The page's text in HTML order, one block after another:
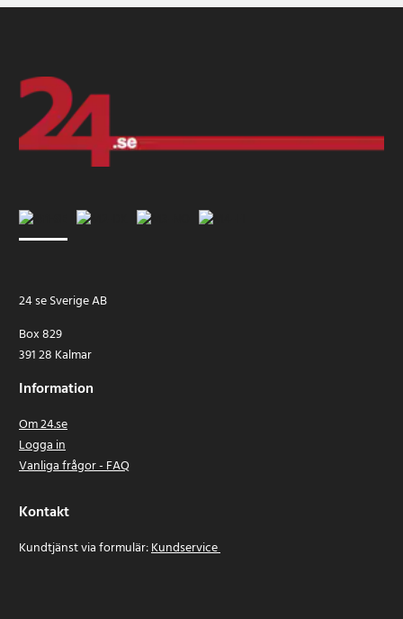
24 se Sverige AB
Box 829
391 28 Kalmar
Information
Om 24.se
Logga in
Vanliga frågor - FAQ
Kontakt
Kundtjänst via formulär:Kundservice